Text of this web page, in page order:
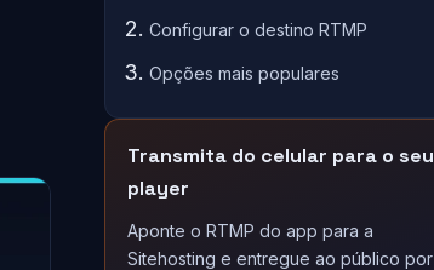
Configurar o destino RTMP
Opções mais populares
Transmita do celular para o seu
player
Aponte o RTMP do app para a
Sitehosting e entregue ao público por